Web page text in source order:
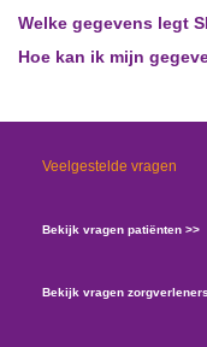
Welke gegevens legt
Hoe kan ik mijn
Veelgestelde vragen
Bekijk vragen patiënten >>
Bekijk vragen